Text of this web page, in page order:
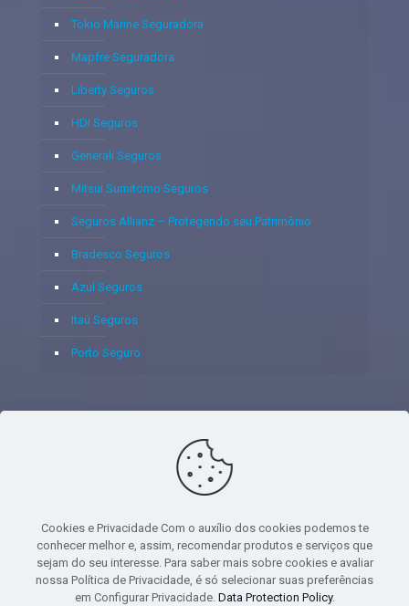
Tokio Marine Seguradora
Mapfre Seguradora
Liberty Seguros
HDI Seguros
Generali Seguros
Mitsui Sumitomo Seguros
Seguros Allianz – Protegendo seu Patrimônio
Bradesco Seguros
Azul Seguros
Itaú Seguros
Porto Seguro
© 2020 - Yoshie & Maia Corretora de Seguros Ltda - CNPJ:
05.459.716/0001-75 - SUSEP: 100637106 AV DOS
PAVIMENTO - CEP 06.020-012 - VILA YARA - OSASCO - UF SP -
TELEFONE - (11) 8251-9266
Cookies e Privacidade Com o auxílio dos cookies podemos te
conhecer melhor e, assim, recomendar produtos e serviços que
sejam do seu interesse. Para saber mais sobre cookies e avaliar
nossa Política de Privacidade, é só selecionar suas preferências
em Configurar Privacidade. Data Protection Policy.